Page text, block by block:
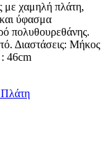
με χαμηλή πλάτη,
ύφασμα
πολυθουρεθάνης.
Διαστάσεις: Μήκος
: 46cm